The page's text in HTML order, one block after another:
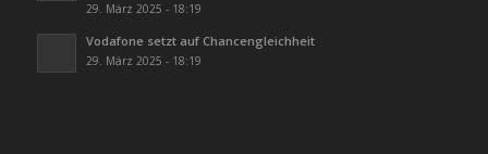
29. März 2025 - 18:19
Vodafone setzt auf Chancengleichheit
29. März 2025 - 18:19